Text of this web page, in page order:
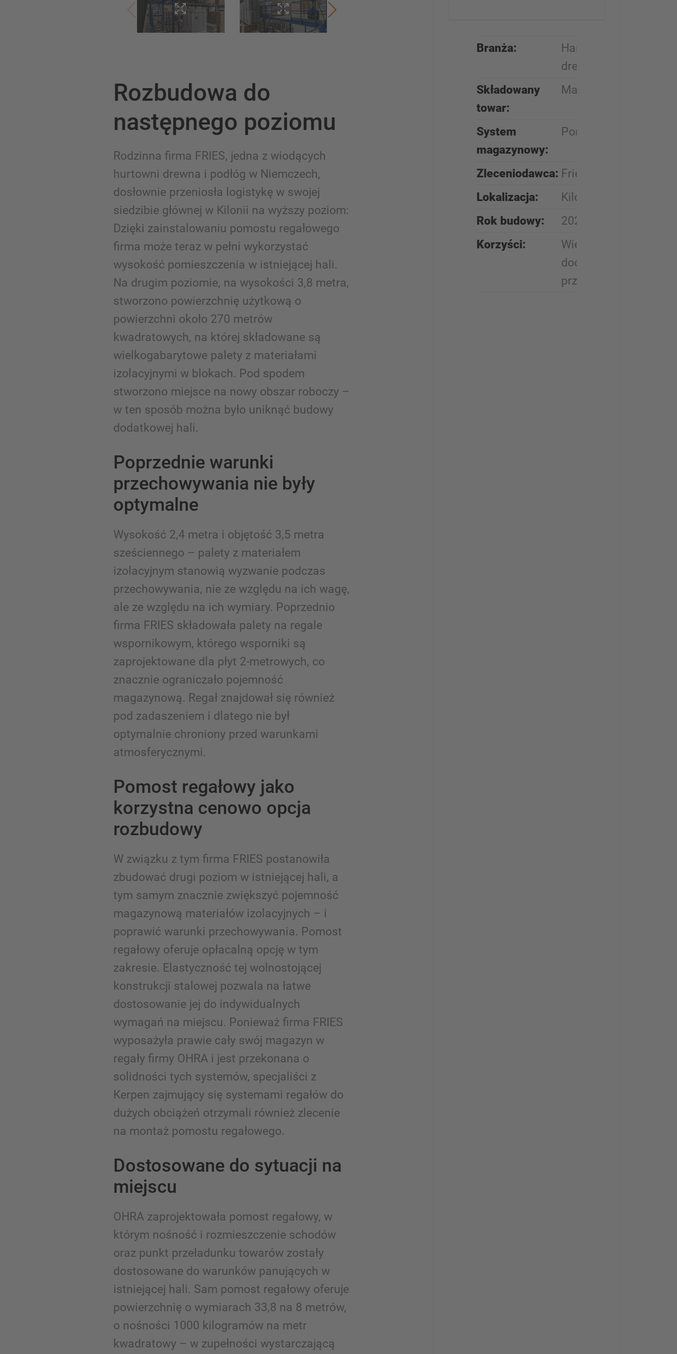
Rozbudowa do
następnego poziomu
Rodzinna firma FRIES, jedna z wiodących
hurtowni drewna i podłóg w Niemczech,
dosłownie przeniosła logistykę w swojej
siedzibie głównej w Kilonii na wyższy poziom:
Dzięki zainstalowaniu pomostu regałowego
firma może teraz w pełni wykorzystać
wysokość pomieszczenia w istniejącej hali.
Na drugim poziomie, na wysokości 3,8 metra,
stworzono powierzchnię użytkową o
powierzchni około 270 metrów
kwadratowych, na której składowane są
wielkogabarytowe palety z materiałami
izolacyjnymi w blokach. Pod spodem
stworzono miejsce na nowy obszar roboczy –
w ten sposób można było uniknąć budowy
dodatkowej hali.
Poprzednie warunki
przechowywania nie były
optymalne
Wysokość 2,4 metra i objętość 3,5 metra
sześciennego – palety z materiałem
izolacyjnym stanowią wyzwanie podczas
przechowywania, nie ze względu na ich wagę,
ale ze względu na ich wymiary. Poprzednio
firma FRIES składowała palety na regale
wspornikowym, którego wsporniki są
zaprojektowane dla płyt 2-metrowych, co
znacznie ograniczało pojemność
magazynową. Regał znajdował się również
pod zadaszeniem i dlatego nie był
optymalnie chroniony przed warunkami
atmosferycznymi.
Pomost regałowy jako
korzystna cenowo opcja
rozbudowy
W związku z tym firma FRIES postanowiła
zbudować drugi poziom w istniejącej hali, a
tym samym znacznie zwiększyć pojemność
magazynową materiałów izolacyjnych – i
poprawić warunki przechowywania. Pomost
regałowy oferuje opłacalną opcję w tym
zakresie. Elastyczność tej wolnostojącej
konstrukcji stalowej pozwala na łatwe
dostosowanie jej do indywidualnych
wymagań na miejscu. Ponieważ firma FRIES
wyposażyła prawie cały swój magazyn w
regały firmy OHRA i jest przekonana o
solidności tych systemów, specjaliści z
Kerpen zajmujący się systemami regałów do
dużych obciążeń otrzymali również zlecenie
na montaż pomostu regałowego.
Dostosowane do sytuacji na
miejscu
OHRA zaprojektowała pomost regałowy, w
którym nośność i rozmieszczenie schodów
oraz punkt przeładunku towarów zostały
dostosowane do warunków panujących w
istniejącej hali. Sam pomost regałowy oferuje
powierzchnię o wymiarach 33,8 na 8 metrów,
o nośności 1000 kilogramów na metr
kwadratowy – w zupełności wystarczającą
Branża:
Handel
drewnem/podłogami
Składowany
towar:
Materiały izolacyjne
System
magazynowy:
Pomost regałowy
Zleceniodawca: Fries
Lokalizacja:
Kilonia, Niemcy
Rok budowy:
2025
Korzyści:
Większa pojemność,
dodatkowa
przestrzeń robocza